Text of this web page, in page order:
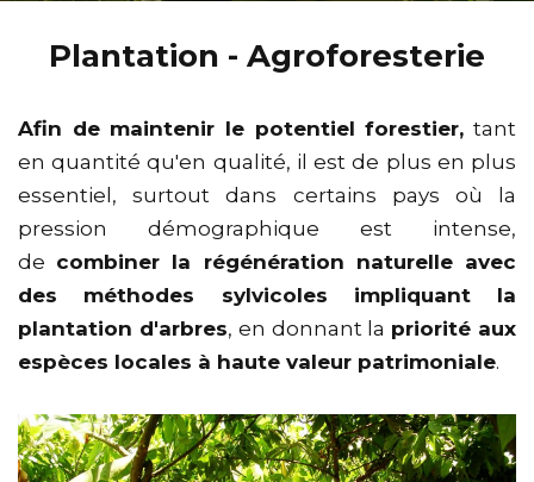
Plantation - Agroforesterie
Afin de maintenir le potentiel forestier, tant
en quantité qu'en qualité, il est de plus en plus
essentiel, surtout dans certains pays où la
pression démographique est intense,
de combiner la régénération naturelle avec
des méthodes sylvicoles impliquant la
plantation d'arbres, en donnant la priorité aux
espèces locales à haute valeur patrimoniale.